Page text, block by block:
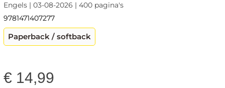
Engels | 03-08-2026 | 400 pagina's
9781471407277
Paperback / softback
€ 14,99